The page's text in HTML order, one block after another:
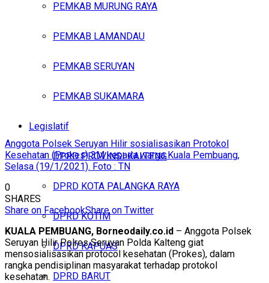
PEMKAB MURUNG RAYA
PEMKAB LAMANDAU
PEMKAB SERUYAN
PEMKAB SUKAMARA
Legislatif
DPRD PROVINSI KALTENG
DPRD KOTA PALANGKA RAYA
DPRD KOTIM
DPRD KAPUAS
DPRD BARUT
Anggota Polsek Seruyan Hilir sosialisasikan Protokol
Kesehatan (Prokes) 3M kepada warga Kuala Pembuang,
Selasa (19/1/2021). Foto : TN
0
SHARES
Share on FacebookShare on Twitter
KUALA PEMBUANG, Borneodaily.co.id – Anggota Polsek
Seruyan Hilir Polres Seruyan Polda Kalteng giat
mensosialisasikan protocol kesehatan (Prokes), dalam
rangka pendisiplinan masyarakat terhadap protokol
kesehatan.